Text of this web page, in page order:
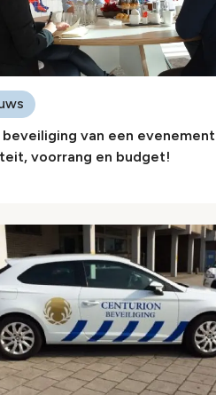
van een evenement
voorrang en budget!